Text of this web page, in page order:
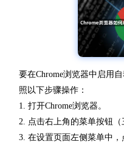
要在Chrome浏览器中启用
照以下步骤操作：
1. 打开Chrome浏览器。
2. 点击右上角的菜单按钮（
3. 在设置页面左侧菜单中，